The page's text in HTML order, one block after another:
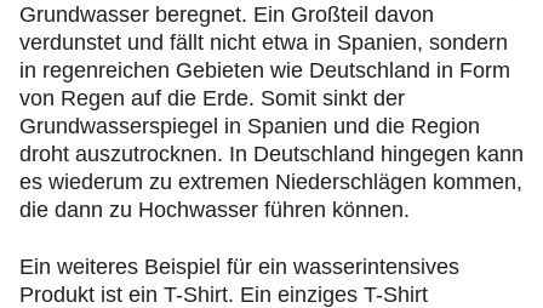
Grundwasser beregnet. Ein Großteil davon
verdunstet und fällt nicht etwa in Spanien, sondern
in regenreichen Gebieten wie Deutschland in Form
von Regen auf die Erde. Somit sinkt der
Grundwasserspiegel in Spanien und die Region
droht auszutrocknen. In Deutschland hingegen kann
es wiederum zu extremen Niederschlägen kommen,
die dann zu Hochwasser führen können.
Ein weiteres Beispiel für ein wasserintensives
Produkt ist ein T-Shirt. Ein einziges T-Shirt